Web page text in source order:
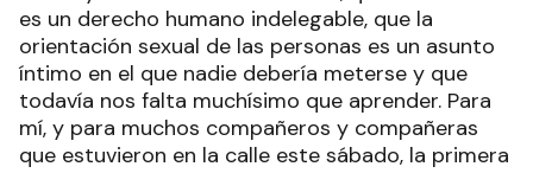
es un derecho humano indelegable, que la
orientación sexual de las personas es un asunto
íntimo en el que nadie debería meterse y que
todavía nos falta muchísimo que aprender. Para
mí, y para muchos compañeros y compañeras
que estuvieron en la calle este sábado, la primera